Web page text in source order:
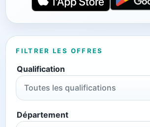
FILTRER LES OFFRES
Qualification
Toutes les qualifications
Département